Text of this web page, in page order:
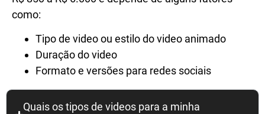
como:
Tipo de video ou estilo do video animado
Duração do video
Formato e versões para redes sociais
Quais os tipos de videos para a minha